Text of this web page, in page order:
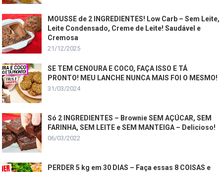
MOUSSE de 2 INGREDIENTES! Low Carb – Sem Leite,
Leite Condensado, Creme de Leite! Saudável e
Cremosa
21/12/2025
SE TEM CENOURA E COCO, FAÇA ISSO E TÁ
PRONTO! MEU LANCHE NUNCA MAIS FOI O MESMO!
31/03/2024
Só 2 INGREDIENTES – Brownie SEM AÇÚCAR, SEM
FARINHA, SEM LEITE e SEM MANTEIGA – Delicioso!
06/03/2022
PERDER 5 kg em 30 DIAS – Faça essas 8 COISAS e